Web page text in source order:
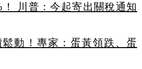
川普：今起寄出關稅通知
動！專家：蛋黃領跌、蛋